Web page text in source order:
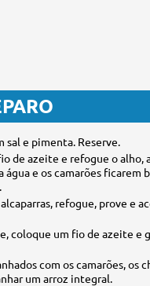
sal e pimenta. Reserve.
de azeite e refogue o alho,
água e os camarões ficarem
refogue, prove e
coloque um fio de azeite e
com os camarões, os
um arroz integral.